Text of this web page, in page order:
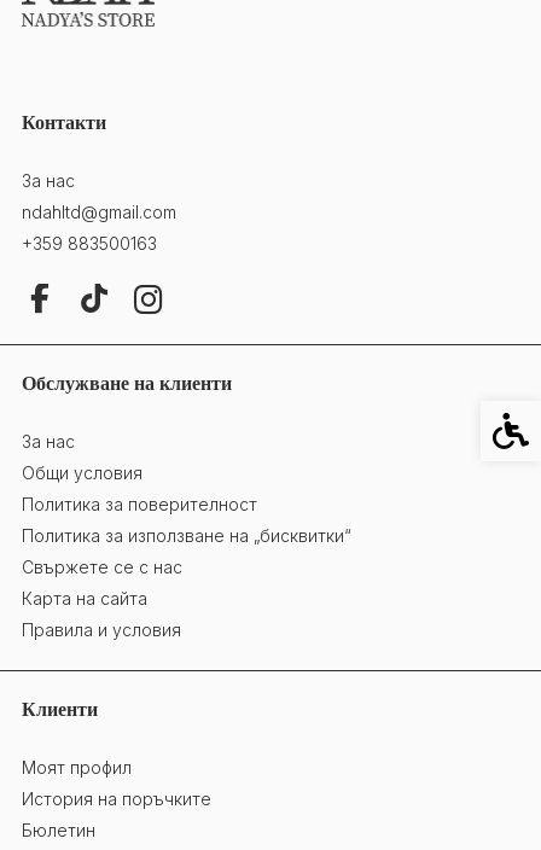
Контакти
За нас
ndahltd@gmail.com
+359 883500163
Обслужване на клиенти
За нас
Общи условия
Политика за поверителност
Политика за използване на „бисквитки“
Свържете се с нас
Карта на сайта
Правила и условия
Клиенти
Моят профил
История на поръчките
Бюлетин